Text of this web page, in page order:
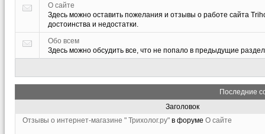
О сайте
Здесь можно оставить пожелания и отзывы о работе сайта
достоинства и недостатки.
Обо всем
Здесь можно обсудить все, что не попало в предыдущие
Последние
Заголовок
Отзывы о интернет-магазине " Трихолог.ру" в форуме О сайте